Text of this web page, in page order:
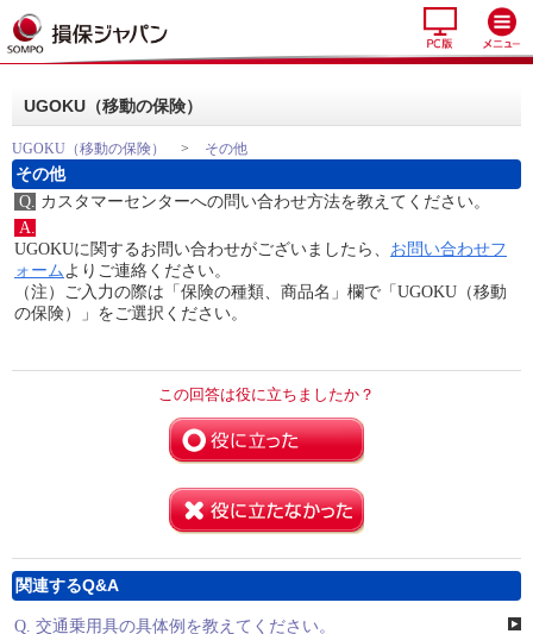
UGOKU（移動の保険）
UGOKU（移動の保険） > その他
その他
Q. カスタマーセンターへの問い合わせ方法を教えてください。
A.
UGOKUに関するお問い合わせがございましたら、 お問い合わせフ
ォームよりご連絡ください。
（注）ご入力の際は「保険の種類、商品名」欄で「UGOKU（移動
の保険）」をご選択ください。
この回答は役に立ちましたか？
関連するQ&A
Q. 交通乗用具の具体例を教えてください。